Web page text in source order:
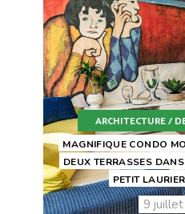
ARCHITECTURE /
MAGNIFIQUE CONDO
DEUX TERRASSES
PETIT
9